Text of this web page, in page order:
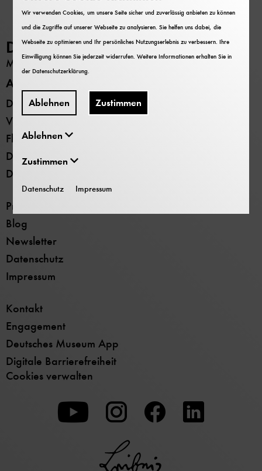
Deutsches Museum
MUSEUM
Alle Standorte
Deutsches Museum - Museumsinsel
Verkehrszentrum
Flugwerft Schleißheim
Deutsches Museum Nürnberg
Deutsches Museum Bonn
Presse
Blog
Newsletter
Datenschutz
Impressum
Kontakt
Engagement
Deutsches Museum App
Digitale Barrierefreiheit
Cookies verwalten
Zu
unserer
Youtube-
Seite
Zu
unserer
Instagram-
Seite
Zu
unserer
Wir verwenden Cookies, um unsere Seite sicher und zuverlässig anbieten zu können
und die Zugriffe auf unserer Webseite zu analysieren. Sie helfen uns dabei, die
Webseite zu optimieren und Ihr persönliches Nutzungserlebnis zu verbessern. Ihre
Einwilligung können Sie jederzeit widerrufen. Weitere Informationen erhalten Sie in
derDatenschutzerklärung
Ablehnen Zustimmen
Ablehnen
Zustimmen
Datenschutz Impressum